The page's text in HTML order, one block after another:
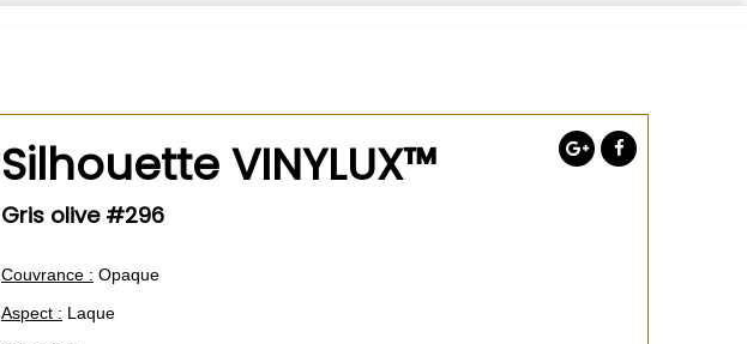
Silhouette VINYLUX™
Gris olive #296
Couvrance : Opaque
Aspect : Laque